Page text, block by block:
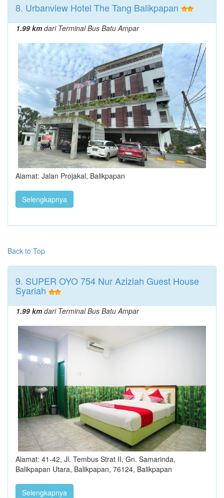
8. Urbanview Hotel The Tang Balikpapan
1.99 kmdari Terminal Bus Batu Ampar
Alamat: Jalan Projakal, Balikpapan
Selengkapnya
Back to Top
9. SUPER OYO 754 Nur Aziziah Guest House
Syariah
1.99 kmdari Terminal Bus Batu Ampar
Alamat: 41-42, Jl. Tembus Strat II, Gn. Samarinda,
Balikpapan Utara, Balikpapan, 76124, Balikpapan
Selengkapnya